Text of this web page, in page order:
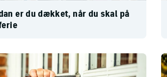
er du dækket, når du skal på